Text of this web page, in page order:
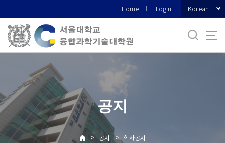
로
메
Home Login Korean
공지
> 공지 > 학사공지